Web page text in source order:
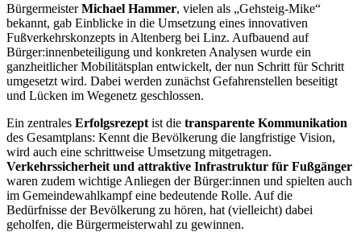
BürgermeisterMichael Hammer, vielen als „Gehsteig-Mike“
bekannt, gab Einblicke in die Umsetzung eines innovativen
Fußverkehrskonzepts in Altenberg bei Linz. Aufbauend auf
Bürger:innenbeteiligung und konkreten Analysen wurde ein
ganzheitlicher Mobilitätsplan entwickelt, der nun Schritt für Schritt
umgesetzt wird. Dabei werden zunächst Gefahrenstellen beseitigt
und Lücken im Wegenetz geschlossen.
Ein zentrales Erfolgsrezept ist die transparente Kommunikation
des Gesamtplans: Kennt die Bevölkerung die langfristige Vision,
wird auch eine schrittweise Umsetzung mitgetragen.
Verkehrssicherheit und attraktive Infrastruktur für Fußgänger
waren zudem wichtige Anliegen der Bürger:innen und spielten auch
im Gemeindewahlkampf eine bedeutende Rolle. Auf die
Bedürfnisse der Bevölkerung zu hören, hat (vielleicht) dabei
geholfen, die Bürgermeisterwahl zu gewinnen.